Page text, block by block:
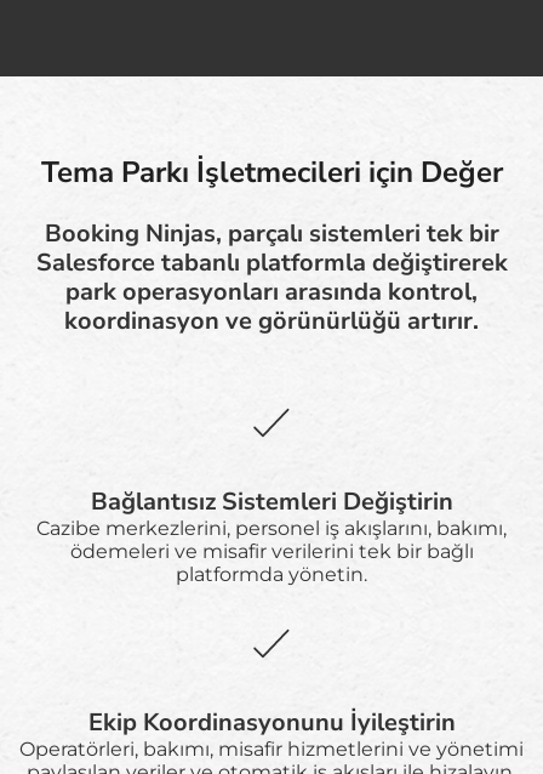
Tema Parkı İşletmecileri için Değer
Booking Ninjas, parçalı sistemleri tek bir
Salesforce tabanlı platformla değiştirerek
park operasyonları arasında kontrol,
koordinasyon ve görünürlüğü artırır.
Bağlantısız Sistemleri Değiştirin
Cazibe merkezlerini, personel iş akışlarını, bakımı,
ödemeleri ve misafir verilerini tek bir bağlı
platformda yönetin.
Ekip Koordinasyonunu İyileştirin
Operatörleri, bakımı, misafir hizmetlerini ve yönetimi